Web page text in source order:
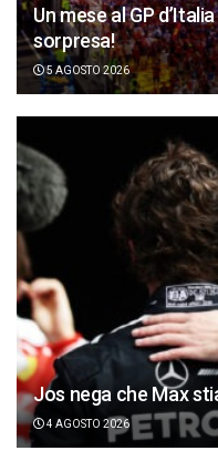
Un mese al GP
sorpresa!
5 AGOSTO 2026
Jos nega che Max
4 AGOSTO 2026